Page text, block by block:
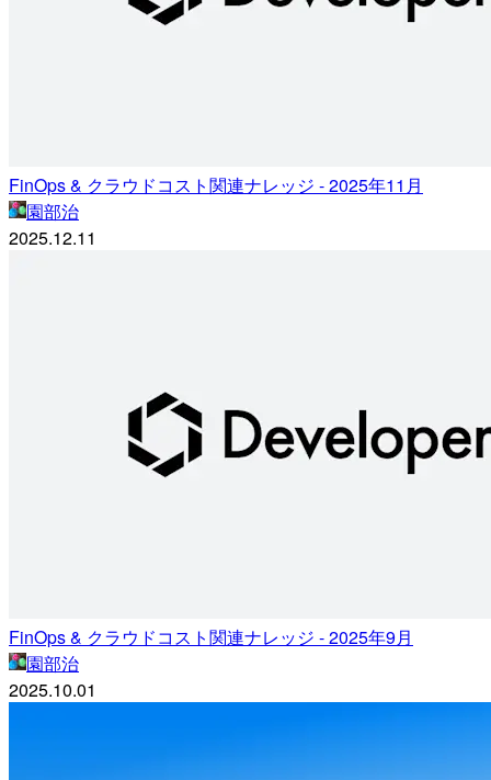
FinOps & クラウドコスト関連ナレッジ - 2025年11月
園部治
2025.12.11
FinOps & クラウドコスト関連ナレッジ - 2025年9月
園部治
2025.10.01